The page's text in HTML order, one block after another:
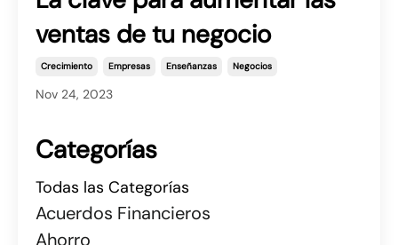
ventas de tu negocio
Crecimiento Empresas Enseñanzas Negocios
Nov 24, 2023
Categorías
Todas las Categorías
Acuerdos Financieros
Ahorro